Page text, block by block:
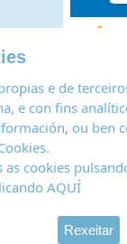
de actividades
e de
e con fins
ou ben
.
as cookies
AQUÍ
Rexeitar